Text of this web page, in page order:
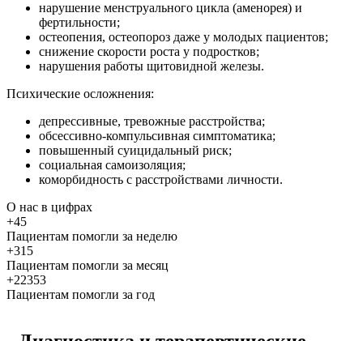
нарушение менструального цикла (аменорея) и
фертильности;
остеопения, остеопороз даже у молодых пациентов;
снижение скорости роста у подростков;
нарушения работы щитовидной железы.
Психические осложнения:
депрессивные, тревожные расстройства;
обсессивно-компульсивная симптоматика;
повышенный суицидальный риск;
социальная самоизоляция;
коморбидность с расстройствами личности.
О нас в цифрах
+45
Пациентам помогли за неделю
+315
Пациентам помогли за месяц
+22353
Пациентам помогли за год